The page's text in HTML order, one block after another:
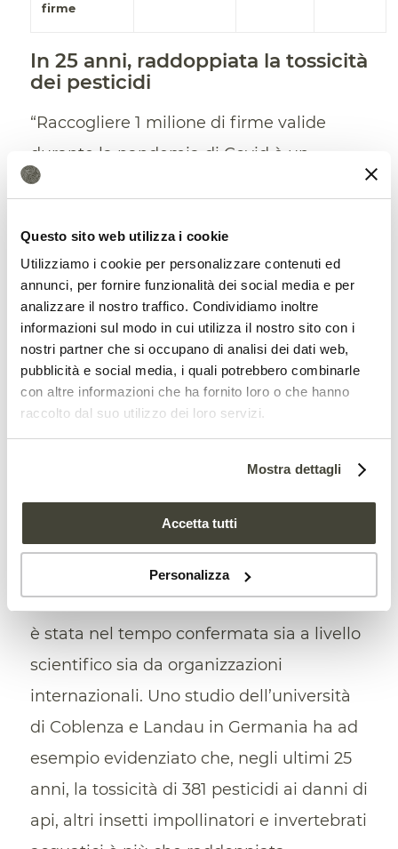
Questo sito web utilizza i cookie
Utilizziamo i cookie per personalizzare contenuti ed
annunci, per fornire funzionalità dei social media e per
analizzare il nostro traffico. Condividiamo inoltre
informazioni sul modo in cui utilizza il nostro sito con i
nostri partner che si occupano di analisi dei dati web,
pubblicità e social media, i quali potrebbero combinarle
con altre informazioni che ha fornito loro o che hanno
raccolto dal suo utilizzo dei loro servizi.
Mostra dettagli
Accetta tutti
Personalizza
firme
In 25 anni, raddoppiata la tossicità
dei pesticidi
“Raccogliere 1 milione di firme valide
durante la pandemia di Covid è un
segnale forte
api” sottolinea l’austriaco
Burtscher-Schaden, vice portavoce della
Ice. “In molti paesi dell’Ue, i ministeri
dell’agricoltura sembrano avere una
fede
malsana nell’agrobusinesso relazioni
troppo strette. Pertanto, evitano
cambiamenti che libererebbero il nostro
sistema alimentare dalla dipendenza
Nonostante le ritrosie di diversi Paesi Ue,
l’esigenza di bloccare l’uso di pesticidi che
danneggiano le api e gli altri impollinatori
è stata nel tempo confermata sia a livello
scientifico sia da organizzazioni
internazionali. Uno studio dell’università
di Coblenza e Landau in Germania ha ad
esempio evidenziato che, negli ultimi 25
anni, la tossicità di 381 pesticidi ai danni di
api, altri insetti impollinatori e invertebrati